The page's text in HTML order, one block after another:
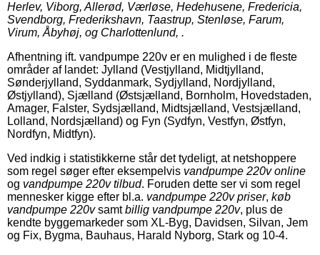
Herlev, Viborg, Allerød, Værløse, Hedehusene, Fredericia,
Svendborg, Frederikshavn, Taastrup, Stenløse, Farum,
Virum, Åbyhøj, og Charlottenlund, .
Afhentning ift. vandpumpe 220v er en mulighed i de fleste
områder af landet: Jylland (Vestjylland, Midtjylland,
Sønderjylland, Syddanmark, Sydjylland, Nordjylland,
Østjylland), Sjælland (Østsjælland, Bornholm, Hovedstaden,
Amager, Falster, Sydsjælland, Midtsjælland, Vestsjælland,
Lolland, Nordsjælland) og Fyn (Sydfyn, Vestfyn, Østfyn,
Nordfyn, Midtfyn).
Ved indkig i statistikkerne står det tydeligt, at netshoppere
som regel søger efter eksempelvis vandpumpe 220v online
og vandpumpe 220v tilbud. Foruden dette ser vi som regel
mennesker kigge efter bl.a. vandpumpe 220v priser, køb
vandpumpe 220vsamtbillig vandpumpe 220v, plus de
kendte byggemarkeder som XL-Byg, Davidsen, Silvan, Jem
og Fix, Bygma, Bauhaus, Harald Nyborg, Stark og 10-4.